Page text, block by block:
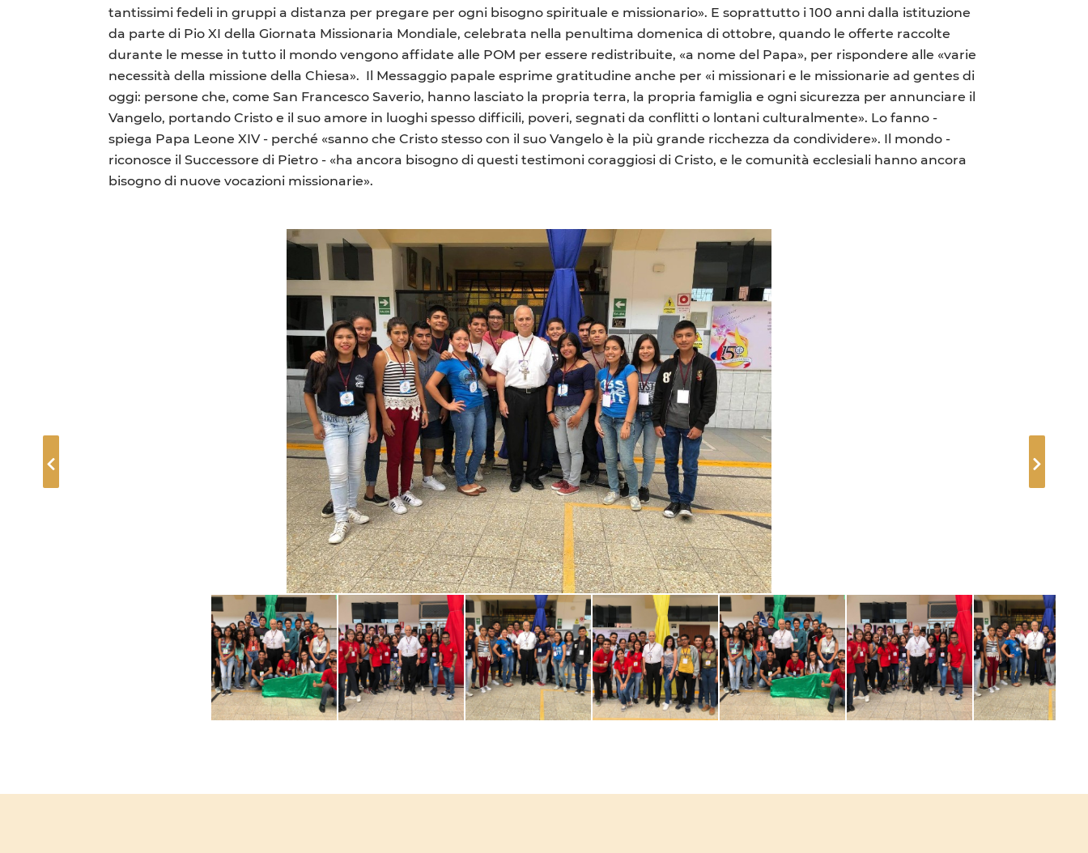
tantissimi fedeli in gruppi a distanza per pregare per ogni bisogno spirituale e missionario». E soprattutto i 100 anni dalla istituzione
da parte di Pio XI della Giornata Missionaria Mondiale, celebrata nella penultima domenica di ottobre, quando le offerte raccolte
durante le messe in tutto il mondo vengono affidate alle POM per essere redistribuite, «a nome del Papa», per rispondere alle «varie
necessità della missione della Chiesa». Il Messaggio papale esprime gratitudine anche per «i missionari e le missionarie ad gentes di
oggi: persone che, come San Francesco Saverio, hanno lasciato la propria terra, la propria famiglia e ogni sicurezza per annunciare il
Vangelo, portando Cristo e il suo amore in luoghi spesso difficili, poveri, segnati da conflitti o lontani culturalmente». Lo fanno -
spiega Papa Leone XIV - perché «sanno che Cristo stesso con il suo Vangelo è la più grande ricchezza da condividere». Il mondo -
riconosce il Successore di Pietro - «ha ancora bisogno di questi testimoni coraggiosi di Cristo, e le comunità ecclesiali hanno ancora
bisogno di nuove vocazioni missionarie».